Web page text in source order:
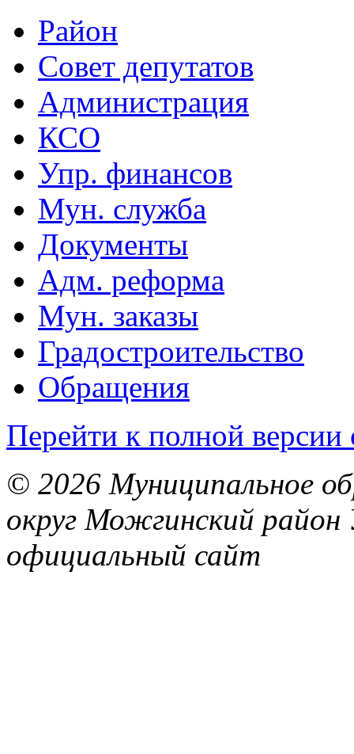
Район
Совет депутатов
Администрация
КСО
Упр. финансов
Мун. служба
Документы
Адм. реформа
Мун. заказы
Градостроительство
Обращения
Перейти к полной версии
© 2026 Муниципальное
округ Можгинский район
официальный сайт